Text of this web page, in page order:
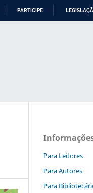
PARTICIPE
Para Leitores
Para Autores
Para